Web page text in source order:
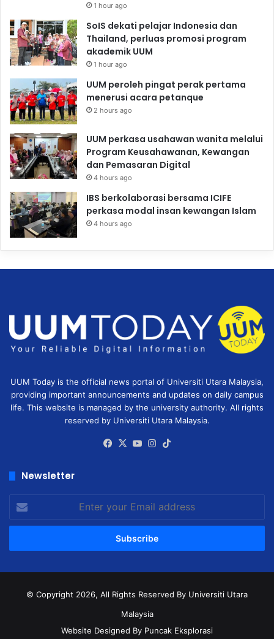
1 hour ago
SoIS dekati pelajar Indonesia dan
Thailand, perluas promosi program
akademik UUM
1 hour ago
UUM peroleh pingat perak pertama
menerusi acara petanque
2 hours ago
UUM perkasa usahawan wanita melalui
Program Keusahawanan, Kewangan
dan Pemasaran Digital
4 hours ago
IBS berkolaborasi bersama ICIFE
perkasa modal insan kewangan Islam
4 hours ago
UUM Today is the official news portal of Universiti Utara Malaysia,
providing important announcements and updates on daily campus
life. This website is managed by the university authority. All rights
reserved by Universiti Utara Malaysia.
Facebook
X YouTubeInstagram
Newsletter
Enter
your
Email
© Copyright 2026, All Rights Reserved By Universiti Utara
Malaysia
Website Designed By Puncak Eksplorasi